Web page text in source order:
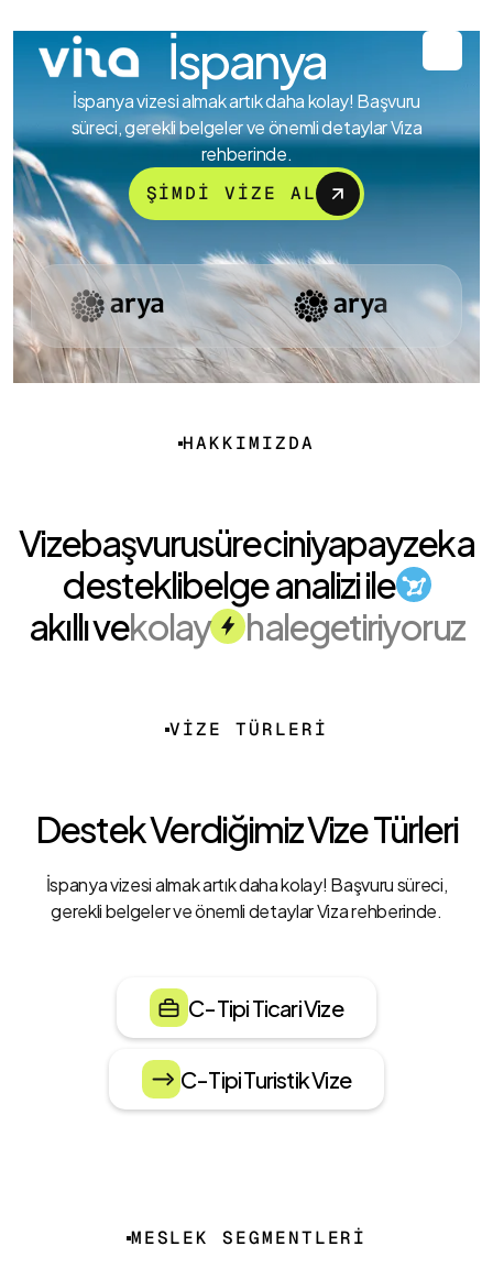
İspanya
İspanya vizesi almak artık daha kolay! Başvuru
süreci, gerekli belgeler ve önemli detaylar Viza
rehberinde.
ŞİMDİ VİZE AL
HAKKIMIZDA
Vizebaşvurusüreciniyapayzeka
desteklibelge analizi ile
akıllı vekolay halegetiriyoruz
VİZE TÜRLERİ
Destek Verdiğimiz Vize Türleri
İspanya vizesi almak artık daha kolay! Başvuru süreci,
gerekli belgeler ve önemli detaylar Viza rehberinde.
C-Tipi Ticari Vize
C-Tipi Turistik Vize
MESLEK SEGMENTLERİ